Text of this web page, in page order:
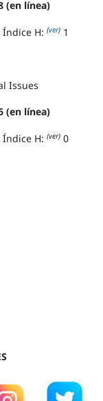
(en línea)
Índice H: (ver) 1
Issues
(en línea)
Índice H: (ver) 0